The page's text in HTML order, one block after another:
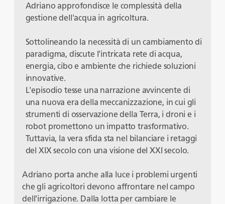
Adriano approfondisce le complessità della
gestione dell'acqua in agricoltura.
Sottolineando la necessità di un cambiamento di
paradigma, discute l'intricata rete di acqua,
energia, cibo e ambiente che richiede soluzioni
innovative.
L'episodio tesse una narrazione avvincente di
una nuova era della meccanizzazione, in cui gli
strumenti di osservazione della Terra, i droni e i
robot promettono un impatto trasformativo.
Tuttavia, la vera sfida sta nel bilanciare i retaggi
del XIX secolo con una visione del XXI secolo.
Adriano porta anche alla luce i problemi urgenti
che gli agricoltori devono affrontare nel campo
dell'irrigazione. Dalla lotta per cambiare le